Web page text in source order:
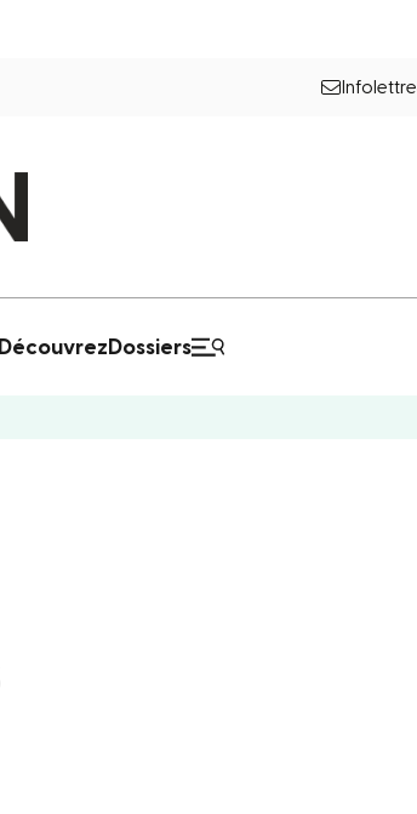
Infolettre
Découvrez Dossiers